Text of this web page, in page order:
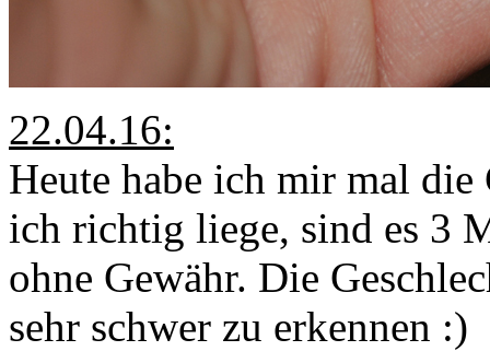
22.04.16:
Heute habe ich mir mal die
ich richtig liege, sind es 3
ohne Gewähr. Die
sehr schwer zu erkennen :)